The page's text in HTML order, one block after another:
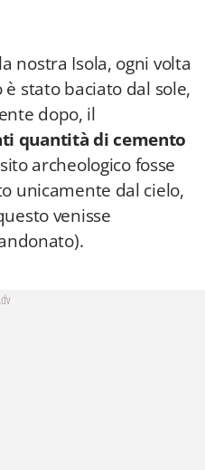
nostra Isola, ogni volta
stato baciato dal sole,
dopo, il
quantità di cemento
archeologico fosse
unicamente dal cielo,
venisse